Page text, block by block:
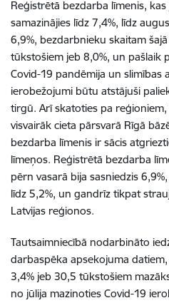
Reģistrētā bezdarba līmenis,
samazinājies līdz 7,4%, līdz
6,9%, bezdarbnieku skaitam
tūkstošiem jeb 8,0%, un pašlaik
Covid-19 pandēmija un slimības
ierobežojumi būtu atstājuši
tirgū. Arī skatoties pa
visvairāk cieta pārsvarā Rīgā
bezdarba līmenis ir sācis
līmeņos. Reģistrētā bezdarba
pērn vasarā bija sasniedzis
līdz 5,2%, un gandrīz tikpat
Latvijas reģionos.
Tautsaimniecībā nodarbināto
darbaspēka apsekojuma
3,4% jeb 30,5 tūkstošiem
no jūlija mazinoties Covid-19